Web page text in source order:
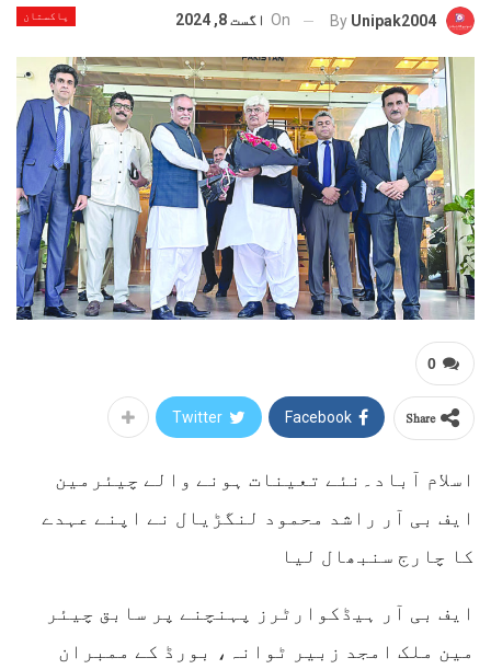
پاکستان By Unipak2004
On اگست 8, 2024
0
Share
Facebook
Twitter
اسلام آباد۔نئے تعینات ہونے والے چیئرمین
ایف بی آر راشد محمود لنگڑیال نے اپنے عہدے
کا چارج سنبھال لیا
ایف بی آر ہیڈکوارٹرز پہنچنے پر سابق چیئر
مین ملک امجد زبیر ٹوانہ، بورڈ کے ممبران